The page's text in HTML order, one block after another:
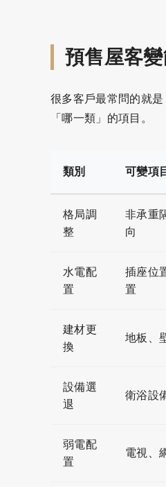
預售屋客
很多客戶最常問的就
「哪一類」的項目。
類別 可變項
格局調
整
非承重
向
水電配
置
插座位
置
建材更
換
地板、
設備選
退
衛浴設
弱電配
置
電視、